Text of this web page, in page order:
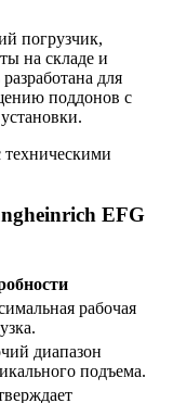
погрузчик,
на складе и
для
поддонов с
техническими
EFG
рабочая
диапазон
подъема.